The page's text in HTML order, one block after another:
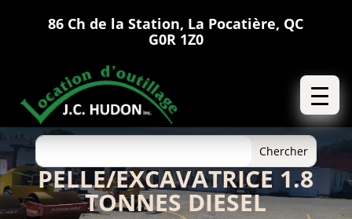
86 Ch de la Station, La Pocatière, QC
G0R 1Z0
PELLE/EXCAVATRICE 1.8
TONNES DIESEL